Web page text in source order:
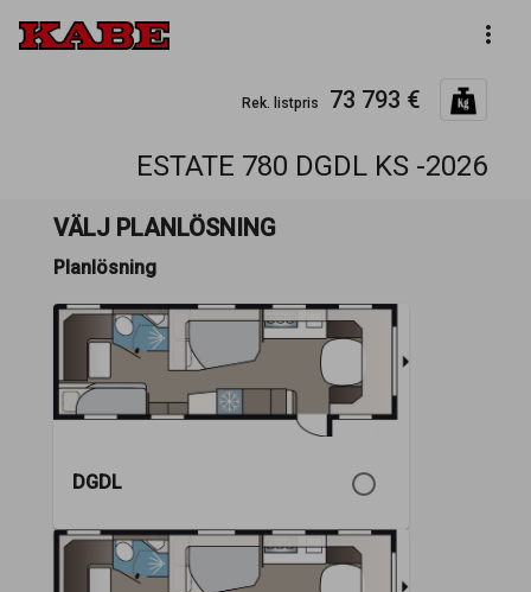
more_vert
Rek. listpris 73 793 €
ESTATE 780 DGDL KS -2026
VÄLJ PLANLÖSNING
Planlösning
DGDL